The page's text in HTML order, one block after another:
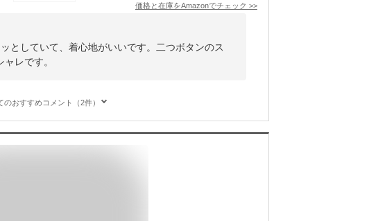
価格と在庫をAmazonでチェック >>
としていて、着心地がいいです。二つボタンのス
レです。
のおすすめコメント（2件）